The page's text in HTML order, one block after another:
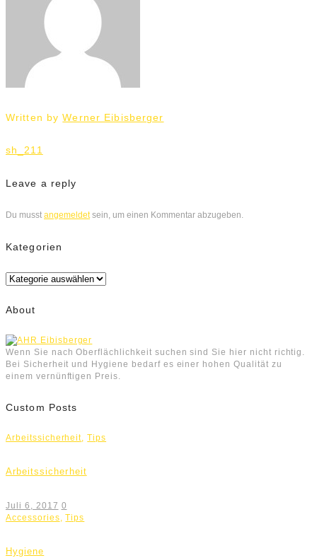
Written byWerner Eibisberger
Beitrags-
Navigation
sh_211
Leave a reply
Du musst angemeldetsein, um einen Kommentar abzugeben.
Kategorien
Kategorien
About
Wenn Sie nach Oberflächlichkeit suchen sind Sie hier nicht richtig.
Bei Sicherheit und Hygiene bedarf es einer hohen Qualität zu
einem vernünftigen Preis.
Custom Posts
Arbeitssicherheit,Tips
Arbeitssicherheit
Juli 6, 2017 0
Accessories ,Tips
Hygiene